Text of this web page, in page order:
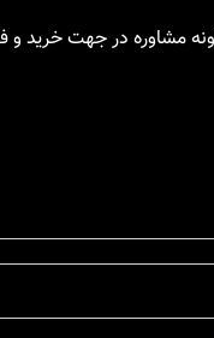
مشاوره در جهت خرید